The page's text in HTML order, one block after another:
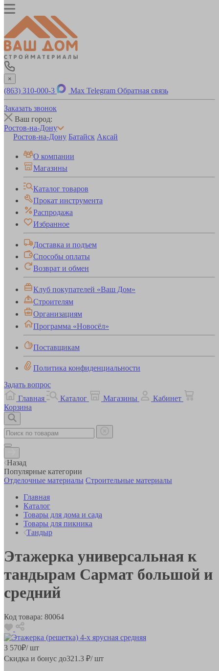
×
(863) 310-000-3 Max Telegram Обратная связь
Заказать звонок
Ваш город:
Ростов-на-Дону
Ростов-на-Дону Батайск Аксай
О компании
Магазины
Каталог товаров
Прокат инструмента
Распродажа
Избранное
Доставка и подъем
Способы оплаты
Возврат и обмен
Клуб покупателей «Ваш Дом»
Строителям
Организациям
Программа «Новосёл»
Поставщикам
Политика конфиденциальности
Задать вопрос
Главная
Каталог Магазины
Кабинет
Корзина
Назад
Популярные категории
Отделочные материалы Строительные материалы
Главная
Каталог
Товары для дома и сада
Товары для пикника
Тандыр
Этажерка универсальная к
тандырам Сармат большой и
средний
Код товара: 80064
3 570₽/ шт
Скидка и бонус до321.3 ₽/ шт